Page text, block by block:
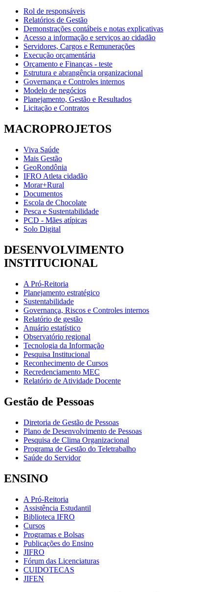
Rol de responsáveis
Relatórios de Gestão
Demonstrações contábeis e notas explicativas
Acesso a informação e serviços ao cidadão
Servidores, Cargos e Remunerações
Execução orçamentária
Orçamento e Finanças - teste
Estrutura e abrangência organizacional
Governança e Controles internos
Modelo de negócios
Planejamento, Gestão e Resultados
Licitação e Contratos
MACROPROJETOS
Viva Saúde
Mais Gestão
GeoRondônia
IFRO Atleta cidadão
Morar+Rural
Documentos
Escola de Chocolate
Pesca e Sustentabilidade
PCD - Mães atípicas
Solo Digital
DESENVOLVIMENTO
INSTITUCIONAL
A Pró-Reitoria
Planejamento estratégico
Sustentabilidade
Governança, Riscos e Controles internos
Relatório de gestão
Anuário estatístico
Observatório regional
Tecnologia da Informação
Pesquisa Institucional
Reconhecimento de Cursos
Recredenciamento MEC
Relatório de Atividade Docente
Gestão de Pessoas
Diretoria de Gestão de Pessoas
Plano de Desenvolvimento de Pessoas
Pesquisa de Clima Organizacional
Programa de Gestão do Teletrabalho
Saúde do Servidor
ENSINO
A Pró-Reitoria
Assistência Estudantil
Biblioteca IFRO
Cursos
Programas e Bolsas
Publicações do Ensino
JIFRO
Fórum das Licenciaturas
CUIDOTECAS
JIFEN